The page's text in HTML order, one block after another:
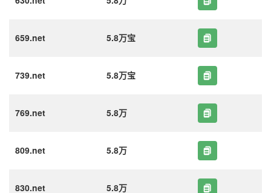
659.net 5.8万宝
739.net 5.8万宝
769.net 5.8万
809.net 5.8万
830.net 5.8万